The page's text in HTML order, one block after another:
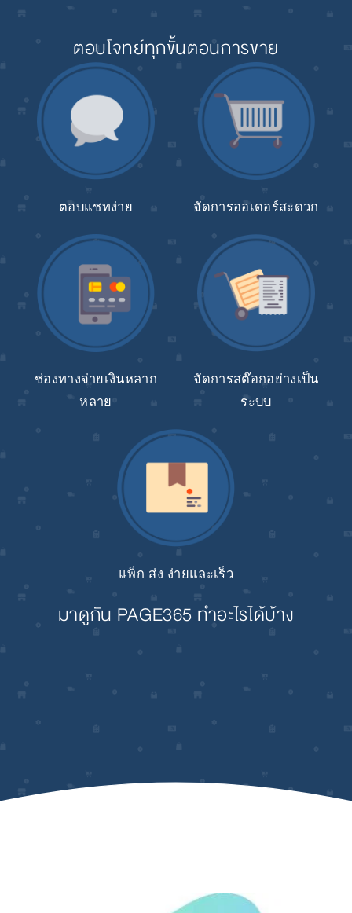
ตอบโจทย์ทุกขั้นตอนการขาย
ตอบแชทง่าย จัดการออเดอร์สะดวก
ช่องทางจ่ายเงินหลาก
หลาย
จัดการสต๊อกอย่างเป็น
ระบบ
แพ็ก ส่ง ง่ายและเร็ว
มาดูกัน PAGE365 ทำอะไรได้บ้าง